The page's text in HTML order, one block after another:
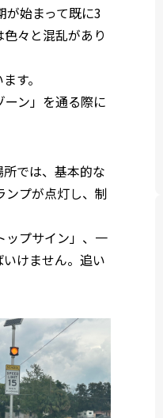
が始まって既に3
々と混乱があり
す。
ン」を通る際に
では、基本的な
ンプが点灯し、制
ップサイン」、一
けません。追い